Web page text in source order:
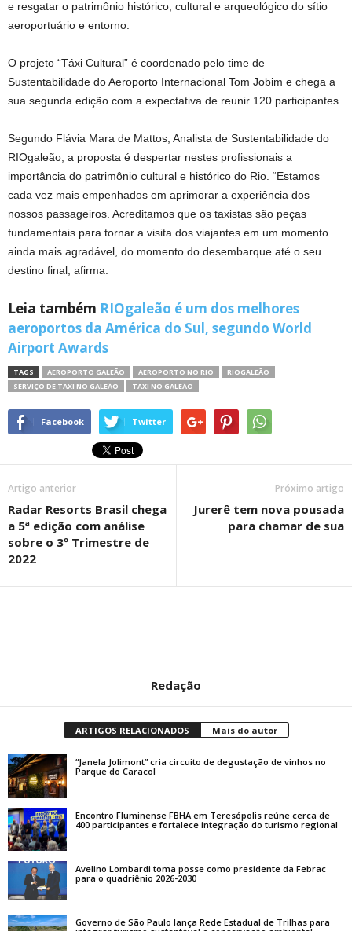
e resgatar o patrimônio histórico, cultural e arqueológico do sítio
aeroportuário e entorno.
O projeto “Táxi Cultural” é coordenado pelo time de
Sustentabilidade do Aeroporto Internacional Tom Jobim e chega a
sua segunda edição com a expectativa de reunir 120 participantes.
Segundo Flávia Mara de Mattos, Analista de Sustentabilidade do
RIOgaleão, a proposta é despertar nestes profissionais a
importância do patrimônio cultural e histórico do Rio. “Estamos
cada vez mais empenhados em aprimorar a experiência dos
nossos passageiros. Acreditamos que os taxistas são peças
fundamentais para tornar a visita dos viajantes em um momento
ainda mais agradável, do momento do desembarque até o seu
destino final, afirma.
Leia também RIOgaleão é um dos melhores
aeroportos da América do Sul, segundo World
Airport Awards
TAGS AEROPORTO GALEÃO AEROPORTO NO RIO
RIOGALEÃO
SERVIÇO DE TAXI NO GALEÃO
TAXI NO GALEÃO
Facebook Twitter
Artigo anterior
Radar Resorts Brasil chega
a 5ª edição com análise
sobre o 3º Trimestre de
2022
Próximo artigo
Jurerê tem nova pousada
para chamar de sua
Redação
ARTIGOS RELACIONADOS Mais do autor
“Janela Jolimont” cria circuito de degustação de vinhos no
Parque do Caracol
Encontro Fluminense FBHA em Teresópolis reúne cerca de
400 participantes e fortalece integração do turismo regional
Avelino Lombardi toma posse como presidente da Febrac
para o quadriênio 2026-2030
Governo de São Paulo lança Rede Estadual de Trilhas para